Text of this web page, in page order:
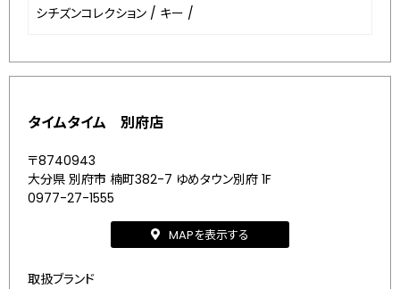
シチズンコレクション / キー /
タイムタイム 別府店
〒8740943
大分県 別府市 楠町382-7 ゆめタウン別府 1F
0977-27-1555
MAPを表示する
取扱ブランド